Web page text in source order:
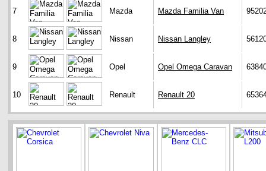
7 Mazda Mazda Familia Van
8 Nissan Nissan Langley
9 Opel Opel Omega Caravan
10 Renault Renault 20